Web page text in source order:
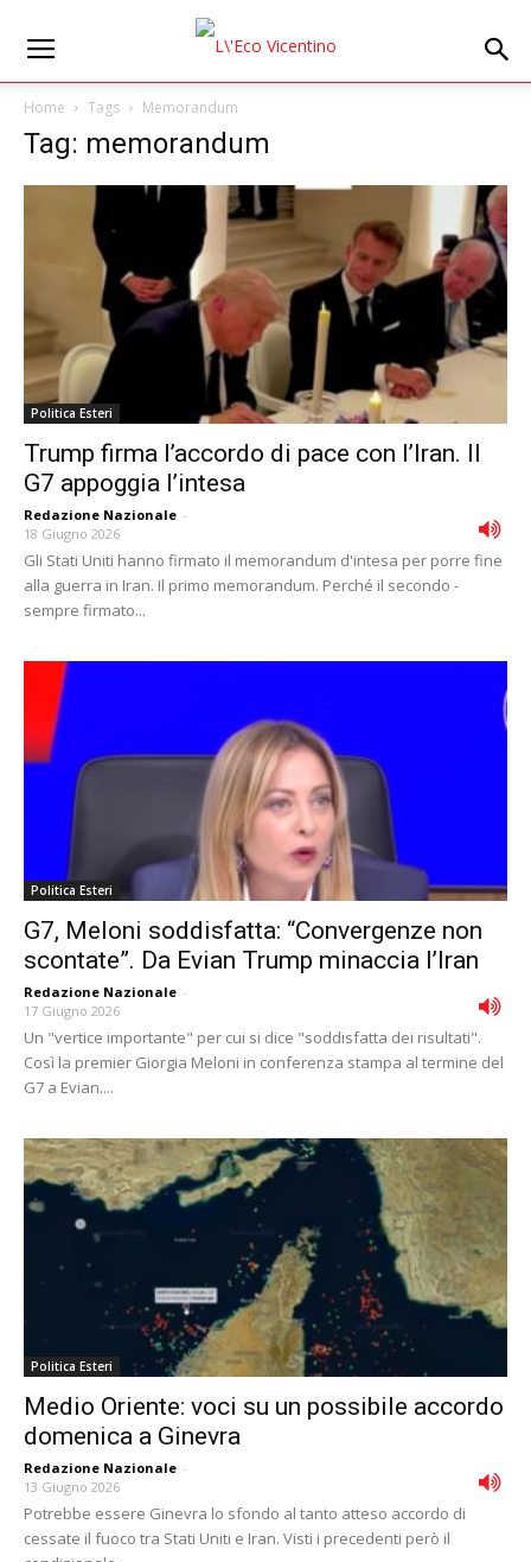
Home Tags Memorandum
Tag: memorandum
Politica Esteri
Trump firma l’accordo di pace con l’Iran. Il
G7 appoggia l’intesa
Redazione Nazionale -
18 Giugno 2026
Gli Stati Uniti hanno firmato il memorandum d'intesa per porre fine
alla guerra in Iran. Il primo memorandum. Perché il secondo -
sempre firmato...
Politica Esteri
G7, Meloni soddisfatta: “Convergenze non
scontate”. Da Evian Trump minaccia l’Iran
Redazione Nazionale -
17 Giugno 2026
Un "vertice importante" per cui si dice "soddisfatta dei risultati".
Così la premier Giorgia Meloni in conferenza stampa al termine del
G7 a Evian....
Politica Esteri
Medio Oriente: voci su un possibile accordo
domenica a Ginevra
Redazione Nazionale -
13 Giugno 2026
Potrebbe essere Ginevra lo sfondo al tanto atteso accordo di
cessate il fuoco tra Stati Uniti e Iran. Visti i precedenti però il